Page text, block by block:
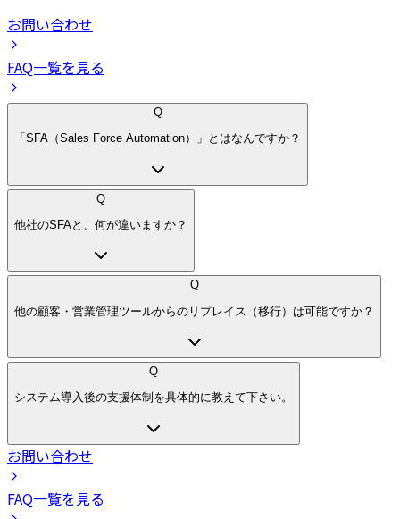
お問い合わせ
FAQ一覧を見る
Q
「SFA（Sales Force Automation）」とはなんですか？
Q
他社のSFAと、何が違いますか？
Q
他の顧客・営業管理ツールからのリプレイス（移行）は可能ですか？
Q
システム導入後の支援体制を具体的に教えて下さい。
お問い合わせ
FAQ一覧を見る